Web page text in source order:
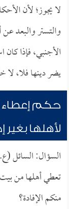
لا يجوز؛ لأن
والتستر والبعد
الأجنبي، فإذا
يضر دينها فلا،
حكم إعطاء
لأهلها بغير
السؤال: السائل
تعطي أهلها من
منكم الإفادة؟